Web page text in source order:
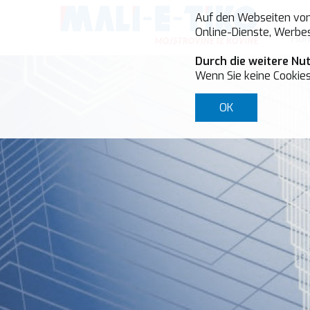
Auf den Webseiten
Online-Dienste,
Durch die weitere
Wenn Sie keine
OK